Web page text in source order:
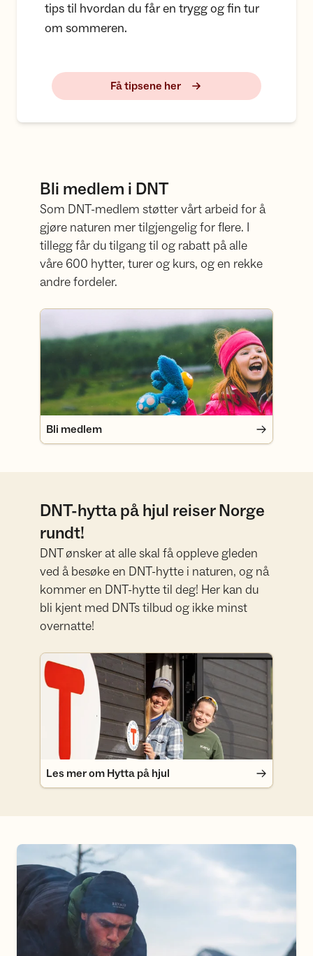
tips til hvordan du får en trygg og fin tur
om sommeren.
Få tipsene her
Bli medlem i DNT
Som DNT-medlem støtter vårt arbeid for å
gjøre naturen mer tilgjengelig for flere. I
tillegg får du tilgang til og rabatt på alle
våre 600 hytter, turer og kurs, og en rekke
andre fordeler.
Bli medlem
Bli medlem
DNT-hytta på hjul reiser Norge
rundt!
DNT ønsker at alle skal få oppleve gleden
ved å besøke en DNT-hytte i naturen, og nå
kommer en DNT-hytte til deg! Her kan du
bli kjent med DNTs tilbud og ikke minst
overnatte!
Les mer om Hytta på hjul
Les mer om Hytta på hjul
Sporløs ferdsel - husk å ta hensyn til naturen!